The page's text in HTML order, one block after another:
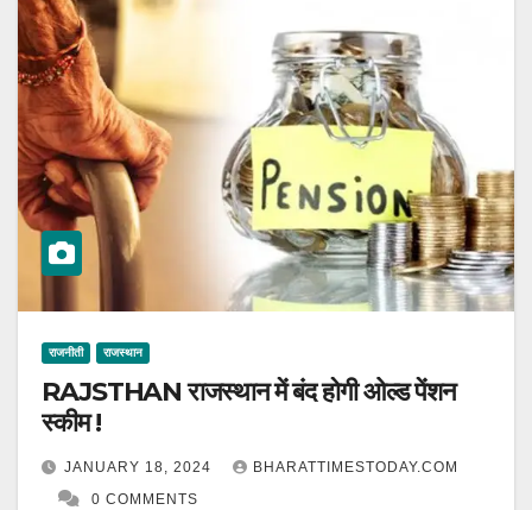
राजनीती राजस्थान
RAJSTHAN राजस्थान में बंद होगी ओल्ड पेंशन
स्कीम !
JANUARY 18, 2024
BHARATTIMESTODAY.COM
0 COMMENTS